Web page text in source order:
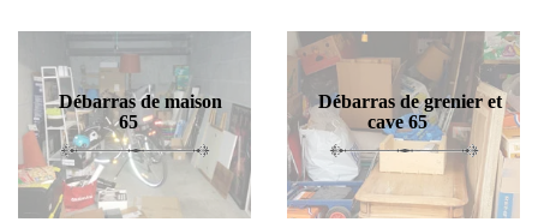
Débarras de maison
65
Débarras de grenier et
cave 65